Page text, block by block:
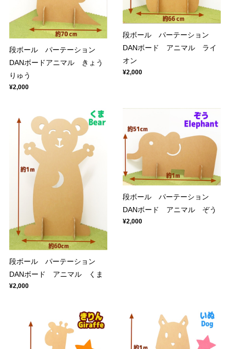
段ボール パーテーション
DANボードアニマル きょう
りゅう
¥2,000
段ボール パーテーション
DANボード アニマル ライ
オン
¥2,000
段ボール パーテーション
DANボード アニマル くま
¥2,000
段ボール パーテーション
DANボード アニマル ぞう
¥2,000